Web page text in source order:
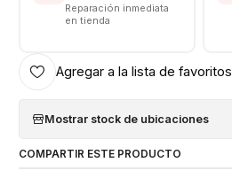
Reparación inmediata
en tienda
Agregar a la lista de favoritos
Mostrar stock de ubicaciones
COMPARTIR ESTE PRODUCTO